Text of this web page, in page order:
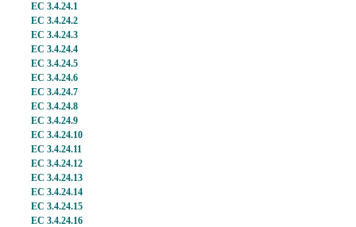
EC 3.4.24.1
EC 3.4.24.2
EC 3.4.24.3
EC 3.4.24.4
EC 3.4.24.5
EC 3.4.24.6
EC 3.4.24.7
EC 3.4.24.8
EC 3.4.24.9
EC 3.4.24.10
EC 3.4.24.11
EC 3.4.24.12
EC 3.4.24.13
EC 3.4.24.14
EC 3.4.24.15
EC 3.4.24.16